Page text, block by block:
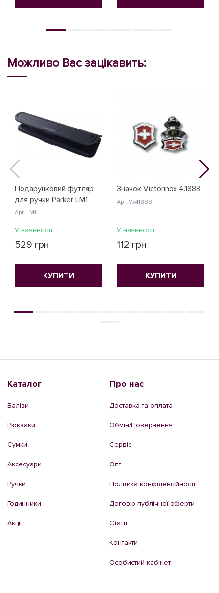
Можливо Вас зацікавить:
Подарунковий футляр
для ручки Parker LM1
Арт. LM1
У наявності
529 грн
КУПИТИ
Значок Victorinox 4.1888
Арт. Vx41888
У наявності
112 грн
КУПИТИ
Каталог
Валізи
Рюкзаки
Сумки
Аксесуари
Ручки
Годинники
Акції
Про нас
Доставка та оплата
Обмін/Повернення
Сервіс
Опт
Політика конфіденційності
Договір публічної оферти
Статті
Контакти
Особистий кабінет